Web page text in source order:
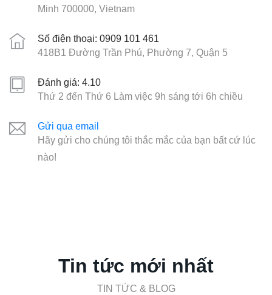
Minh 700000, Vietnam
Số điện thoại: 0909 101 461
418B1 Đường Trần Phú, Phường 7, Quận 5
Đánh giá: 4.10
Thứ 2 đến Thứ 6 Làm việc 9h sáng tới 6h chiều
Gửi qua email
Hãy gửi cho chúng tôi thắc mắc của bạn bất cứ lúc
nào!
Tin tức mới nhất
TIN TỨC & BLOG